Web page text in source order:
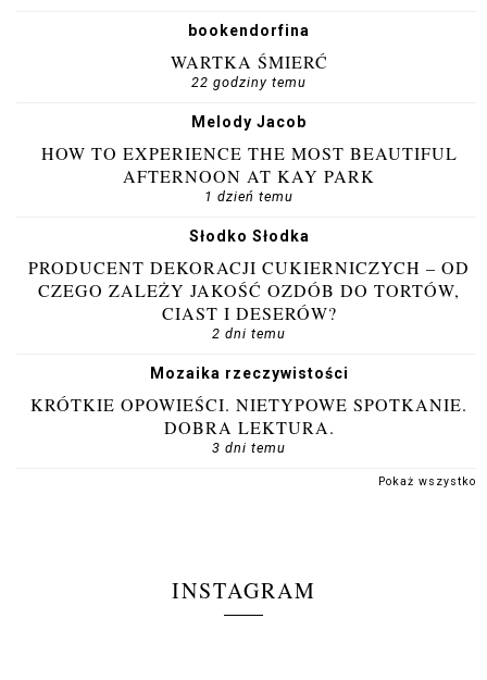
bookendorfina
WARTKA ŚMIERĆ
22 godziny temu
Melody Jacob
HOW TO EXPERIENCE THE MOST BEAUTIFUL
AFTERNOON AT KAY PARK
1 dzień temu
Słodko Słodka
PRODUCENT DEKORACJI CUKIERNICZYCH – OD
CZEGO ZALEŻY JAKOŚĆ OZDÓB DO TORTÓW,
CIAST I DESERÓW?
2 dni temu
Mozaika rzeczywistości
KRÓTKIE OPOWIEŚCI. NIETYPOWE SPOTKANIE.
DOBRA LEKTURA.
3 dni temu
Pokaż wszystko
INSTAGRAM